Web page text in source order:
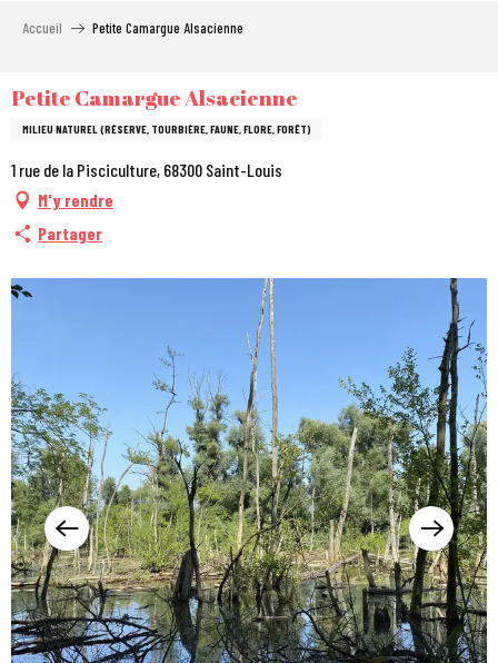
principal
Accueil Petite Camargue Alsacienne
Petite Camargue Alsacienne
MILIEU NATUREL (RÉSERVE, TOURBIÈRE, FAUNE, FLORE, FORÊT)
1 rue de la Pisciculture, 68300 Saint-Louis
M'y rendre
Partager